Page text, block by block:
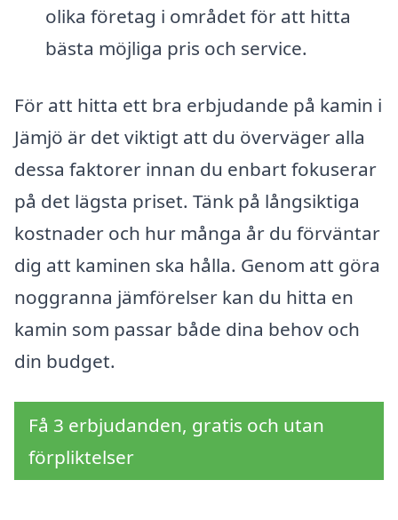
olika företag i området för att hitta
bästa möjliga pris och service.
För att hitta ett bra erbjudande på kamin i
Jämjö är det viktigt att du överväger alla
dessa faktorer innan du enbart fokuserar
på det lägsta priset. Tänk på långsiktiga
kostnader och hur många år du förväntar
dig att kaminen ska hålla. Genom att göra
noggranna jämförelser kan du hitta en
kamin som passar både dina behov och
din budget.
Få 3 erbjudanden, gratis och utan
förpliktelser